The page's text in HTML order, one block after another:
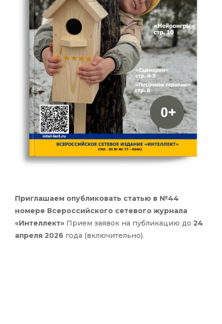
Приглашаем опубликовать статью в №44
номере Всероссийского сетевого журнала
«Интеллект» Прием заявок на публикацию до 24
апреля 2026 года (включительно).